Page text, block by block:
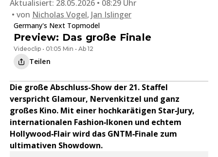
Aktualisiert: 28.05.2026 • 08:29 Uhr
von Nicholas Vogel, Jan Islinger
Germany's Next Topmodel
Preview: Das große Finale
Videoclip • 01:05 Min • Ab 12
Teilen
Die große Abschluss-Show der 21. Staffel
verspricht Glamour, Nervenkitzel und ganz
großes Kino. Mit einer hochkarätigen Star‑Jury,
internationalen Fashion‑Ikonen und echtem
Hollywood‑Flair wird das GNTM‑Finale zum
ultimativen Showdown.